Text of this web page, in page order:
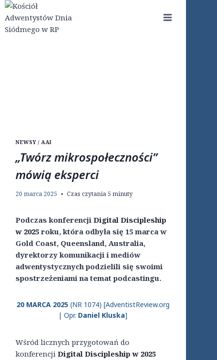
Przejdź
do
treści
NEWSY / AAI
„Twórz mikrospołeczności”
mówią eksperci
20 marca 2025 Czas czytania 5 minuty
Podczas konferencji Digital Discipleship
w 2025roku, która odbyła się 15 marca w
Gold Coast, Queensland, Australia,
dyrektorzy komunikacji i mediów
adwentystycznych podzielili się swoimi
spostrzeżeniami na temat podcastingu.
20 MARCA 2025(NR 1074) [AdventistReview.org
| Opr. Daniel Kluska]
Wśród licznych przygotowań do
konferencji Digital Discipleship w 2025